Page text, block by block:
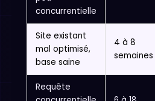
concurrentielle
Site existant
mal optimisé,
base saine
4 à 8
semaines
Requête